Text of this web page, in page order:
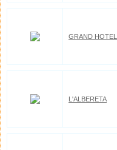
GRAND
L'ALBERETA